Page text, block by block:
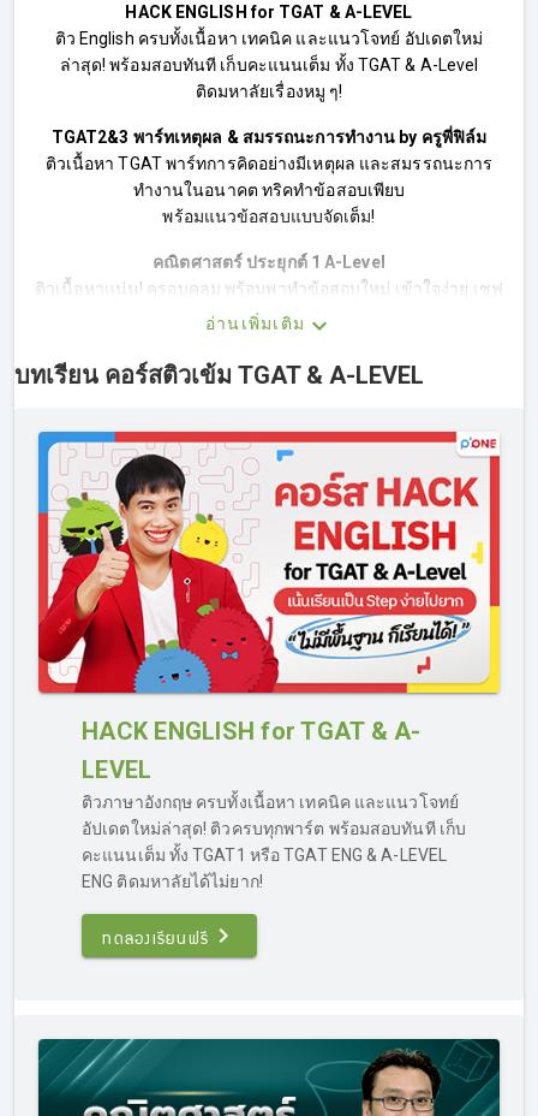
HACK ENGLISH for TGAT & A-LEVEL
ติว English ครบทั้งเนื้อหา เทคนิค และแนวโจทย์ อัปเดตใหม่
ล่าสุด! พร้อมสอบทันที เก็บคะแนนเต็ม ทั้ง TGAT & A-Level
ติดมหาลัยเรื่องหมู ๆ!
TGAT2&3 พาร์ทเหตุผล & สมรรถนะการทำงาน by ครูพี่ฟิล์ม
ติวเนื้อหา TGAT พาร์ทการคิดอย่างมีเหตุผล และสมรรถนะการ
ทำงานในอนาคต ทริคทำข้อสอบเพียบ
พร้อมแนวข้อสอบแบบจัดเต็ม!
คณิตศาสตร์ ประยุกต์ 1 A-Level
ติวเนื้อหาแน่น! ครอบคลุม พร้อมพาทำข้อสอบใหม่ เข้าใจง่าย เซฟ
เวลาติวสอบ เทคนิคลัดเพียบ!
ชีวะสามัญ By Kru P’Noom
คอร์สนี้จะสรุปเนื้อหาชีวะทั้งหมดแบบเข้มข้น Biology Lab ที่
เช่น การใช้เครื่องมือผ่าตัด, กายวิภาคกบ, การผ่าหัวใจ เป็นต้น
เตรียมพร้อมรับมือข้อสอบสำหรับว่าที่นักศึกษาแพทย์ และสาขา
วิทยาศาสตร์อื่น ๆ
ฟิสิกส์สามัญ By ครูกอล์ฟ
ครบทุกเรื่องที่ ฟิสิกส์ออกสอบ ตะลุยโจทย์กว่า 500 ข้อ สอนเทคนิค
การวิเคราะห์โจทย์ แก้สมการ และการตัดคำตอบ
พร้อมทั้งแบบทดสอบหลังเรียน
ตะลุยโจทย์เคมีสามัญ By ครูพี่เฟิร์น
ตะลุยโจทย์เคมี ด้วยสุดยอดเทคนิค ทำโจทย์ไว สไตล์เคมีสามัญ
พร้อมทบทวนพื้นฐาน
รวมเนื้อหาที่ออกสอบ ครบจบทั้ง 4 กลุ่มสาระสำคัญ ของการติว
สอบภาษาไทย
เสกคะแนนสามัญสังคม กับ ครูสโนว์ไวท์
คณะที่ชอบ
คณะในฝัน สมัครเลย!
อ่านเพิ่มเติม
บทเรียน คอร์สติวเข้ม TGAT & A-LEVEL
HACK ENGLISH for TGAT & A-
LEVEL
ติวภาษาอังกฤษ ครบทั้งเนื้อหา เทคนิค และแนวโจทย์
อัปเดตใหม่ล่าสุด! ติวครบทุกพาร์ต พร้อมสอบทันที เก็บ
คะแนนเต็ม ทั้ง TGAT1 หรือ TGAT ENG & A-LEVEL
ENG ติดมหาลัยได้ไม่ยาก!
ทดลองเรียนฟรี